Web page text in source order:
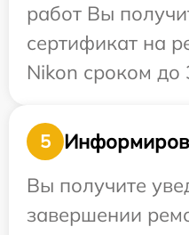
работ Вы
сертификат на
Nikon сроком до
5
Вы получите
завершении